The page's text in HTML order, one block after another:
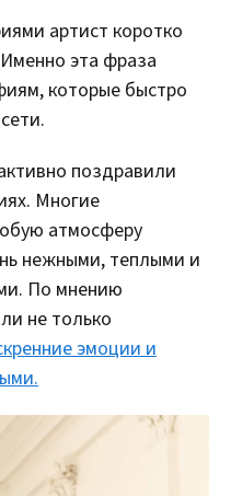
артист коротко
эта фраза
которые быстро
поздравили
Многие
атмосферу
нежными, теплыми и
По мнению
не только
эмоции и